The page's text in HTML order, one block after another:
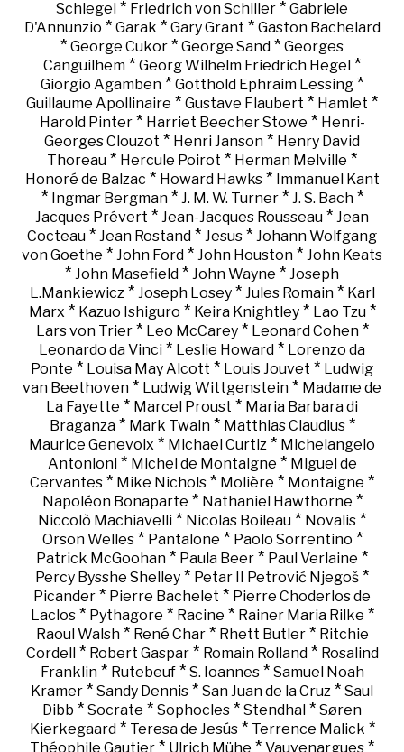
Schlegel * Friedrich von Schiller * Gabriele
D'Annunzio * Garak * Gary Grant * Gaston Bachelard
* George Cukor * George Sand * Georges
Canguilhem * Georg Wilhelm Friedrich Hegel *
Giorgio Agamben * Gotthold Ephraim Lessing *
Guillaume Apollinaire * Gustave Flaubert * Hamlet *
Harold Pinter* Harriet Beecher Stowe * Henri-
Georges Clouzot * Henri Janson * Henry David
Thoreau * Hercule Poirot * Herman Melville *
Honoré de Balzac * Howard Hawks* Immanuel Kant
* Ingmar Bergman* J. M. W. Turner* J. S. Bach*
Jacques Prévert * Jean-Jacques Rousseau * Jean
Cocteau * Jean Rostand * Jesus * Johann Wolfgang
von Goethe * John Ford * John Houston * John Keats
* John Masefield * John Wayne * Joseph
L.Mankiewicz* Joseph Losey* Jules Romain* Karl
Marx * Kazuo Ishiguro * Keira Knightley* Lao Tzu*
Lars von Trier* Leo McCarey* Leonard Cohen*
Leonardo da Vinci * Leslie Howard * Lorenzo da
Ponte * Louisa May Alcott * Louis Jouvet * Ludwig
van Beethoven * Ludwig Wittgenstein * Madame de
La Fayette * Marcel Proust * Maria Barbara di
Braganza* Mark Twain* Matthias Claudius*
Maurice Genevoix * Michael Curtiz * Michelangelo
Antonioni* Michel de Montaigne * Miguel de
Cervantes * Mike Nichols * Molière * Montaigne *
Napoléon Bonaparte * Nathaniel Hawthorne *
Niccolò Machiavelli * Nicolas Boileau * Novalis *
Orson Welles* Pantalone * Paolo Sorrentino *
Patrick McGoohan * Paula Beer * Paul Verlaine *
Percy Bysshe Shelley * Petar II Petrović Njegoš *
Picander * Pierre Bachelet * Pierre Choderlos de
Laclos* Pythagore * Racine * Rainer Maria Rilke *
Raoul Walsh* René Char* Rhett Butler* Ritchie
Cordell * Robert Gaspar* Romain Rolland* Rosalind
Franklin* Rutebeuf* S. Ioannes* Samuel Noah
Kramer * Sandy Dennis * San Juan de la Cruz * Saul
Dibb * Socrate * Sophocles * Stendhal * Søren
Kierkegaard* Teresa de Jesús* Terrence Malick *
Théophile Gautier * Ulrich Mühe * Vauvenargues *